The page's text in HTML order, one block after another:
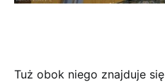
Tuż obok niego znajduje się